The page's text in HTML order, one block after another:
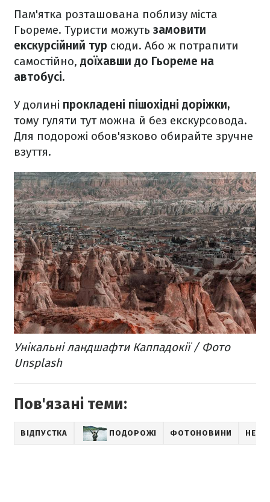
Пам'ятка розташована поблизу міста
Гьореме. Туристи можутьзамовити
екскурсійний тур сюди. Або ж потрапити
самостійно, доїхавши до Гьореме на
автобусі.
У долині прокладені пішохідні доріжки,
тому гуляти тут можна й без екскурсовода.
Для подорожі обов'язково обирайте зручне
взуття.
Унікальні ландшафти Каппадокії / Фото
Unsplash
Пов'язані теми:
ВІДПУСТКА ПОДОРОЖІ ФОТОНОВИНИ